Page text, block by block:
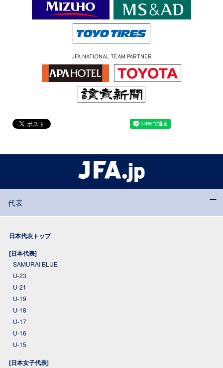
JFA NATIONAL TEAM PARTNER
代表
日本代表トップ
[日本代表]
SAMURAI BLUE
U-23
U-21
U-19
U-18
U-17
U-16
U-15
[日本女子代表]